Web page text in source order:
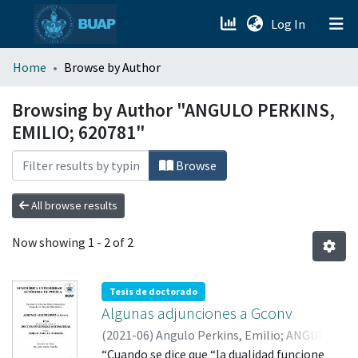
Log In (current)
menu.section.about_menu
All of DSpace
Home Browse by Author
Browsing by Author "ANGULO PERKINS,
EMILIO; 620781"
Browse
All browse results
Now showing 1 - 2 of 2
Tesis de doctorado
Algunas adjunciones a Gconv
(2021-06) Angulo Perkins, Emilio; ANGULO
PERKINS, EMILIO; 620781
“Cuando se dice que “la dualidad funcione